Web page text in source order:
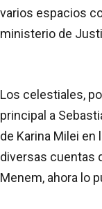
varios espacios
ministerio de
Los celestiales,
principal a
de Karina Milei en
diversas cuentas
Menem, ahora lo